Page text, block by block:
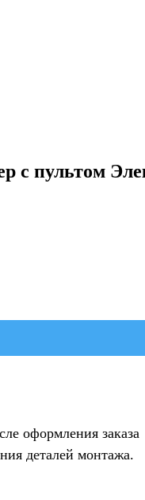
с пультом
оформления заказа
деталей монтажа.